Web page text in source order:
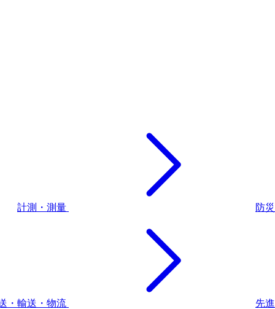
計測・測量 防
・輸送・物流
先